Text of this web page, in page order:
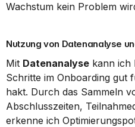
Wachstum kein Problem
Nutzung von Datenanalyse
Mit Datenanalyse kann ich
Schritte im Onboarding gut
hakt. Durch das Sammeln
Abschlusszeiten,
erkenne ich